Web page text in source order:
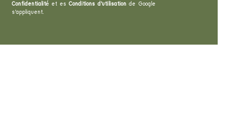
Confidentialitéet es Conditions d'utilisationde Google
s'appliquent.